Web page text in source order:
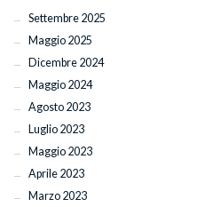
Settembre 2025
Maggio 2025
Dicembre 2024
Maggio 2024
Agosto 2023
Luglio 2023
Maggio 2023
Aprile 2023
Marzo 2023